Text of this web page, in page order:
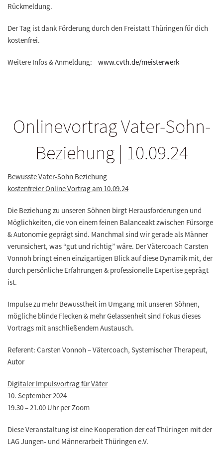
Rückmeldung.
Der Tag ist dank Förderung durch den Freistatt Thüringen für dich
kostenfrei.
Weitere Infos & Anmeldung: www.cvth.de/meisterwerk
Onlinevortrag Vater-Sohn-
Beziehung | 10.09.24
Bewusste Vater-Sohn Beziehung
kostenfreier Online Vortrag am 10.09.24
Die Beziehung zu unseren Söhnen birgt Herausforderungen und
Möglichkeiten, die von einem feinen Balanceakt zwischen Fürsorge
& Autonomie geprägt sind. Manchmal sind wir gerade als Männer
verunsichert, was “gut und richtig” wäre. Der Vätercoach Carsten
Vonnoh bringt einen einzigartigen Blick auf diese Dynamik mit, der
durch persönliche Erfahrungen & professionelle Expertise geprägt
ist.
Impulse zu mehr Bewusstheit im Umgang mit unseren Söhnen,
mögliche blinde Flecken & mehr Gelassenheit sind Fokus dieses
Vortrags mit anschließendem Austausch.
Referent: Carsten Vonnoh – Vätercoach, Systemischer Therapeut,
Autor
Digitaler Impulsvortrag für Väter
10. September 2024
19.30 – 21.00 Uhr per Zoom
Diese Veranstaltung ist eine Kooperation der eaf Thüringen mit der
LAG Jungen- und Männerarbeit Thüringen e.V.